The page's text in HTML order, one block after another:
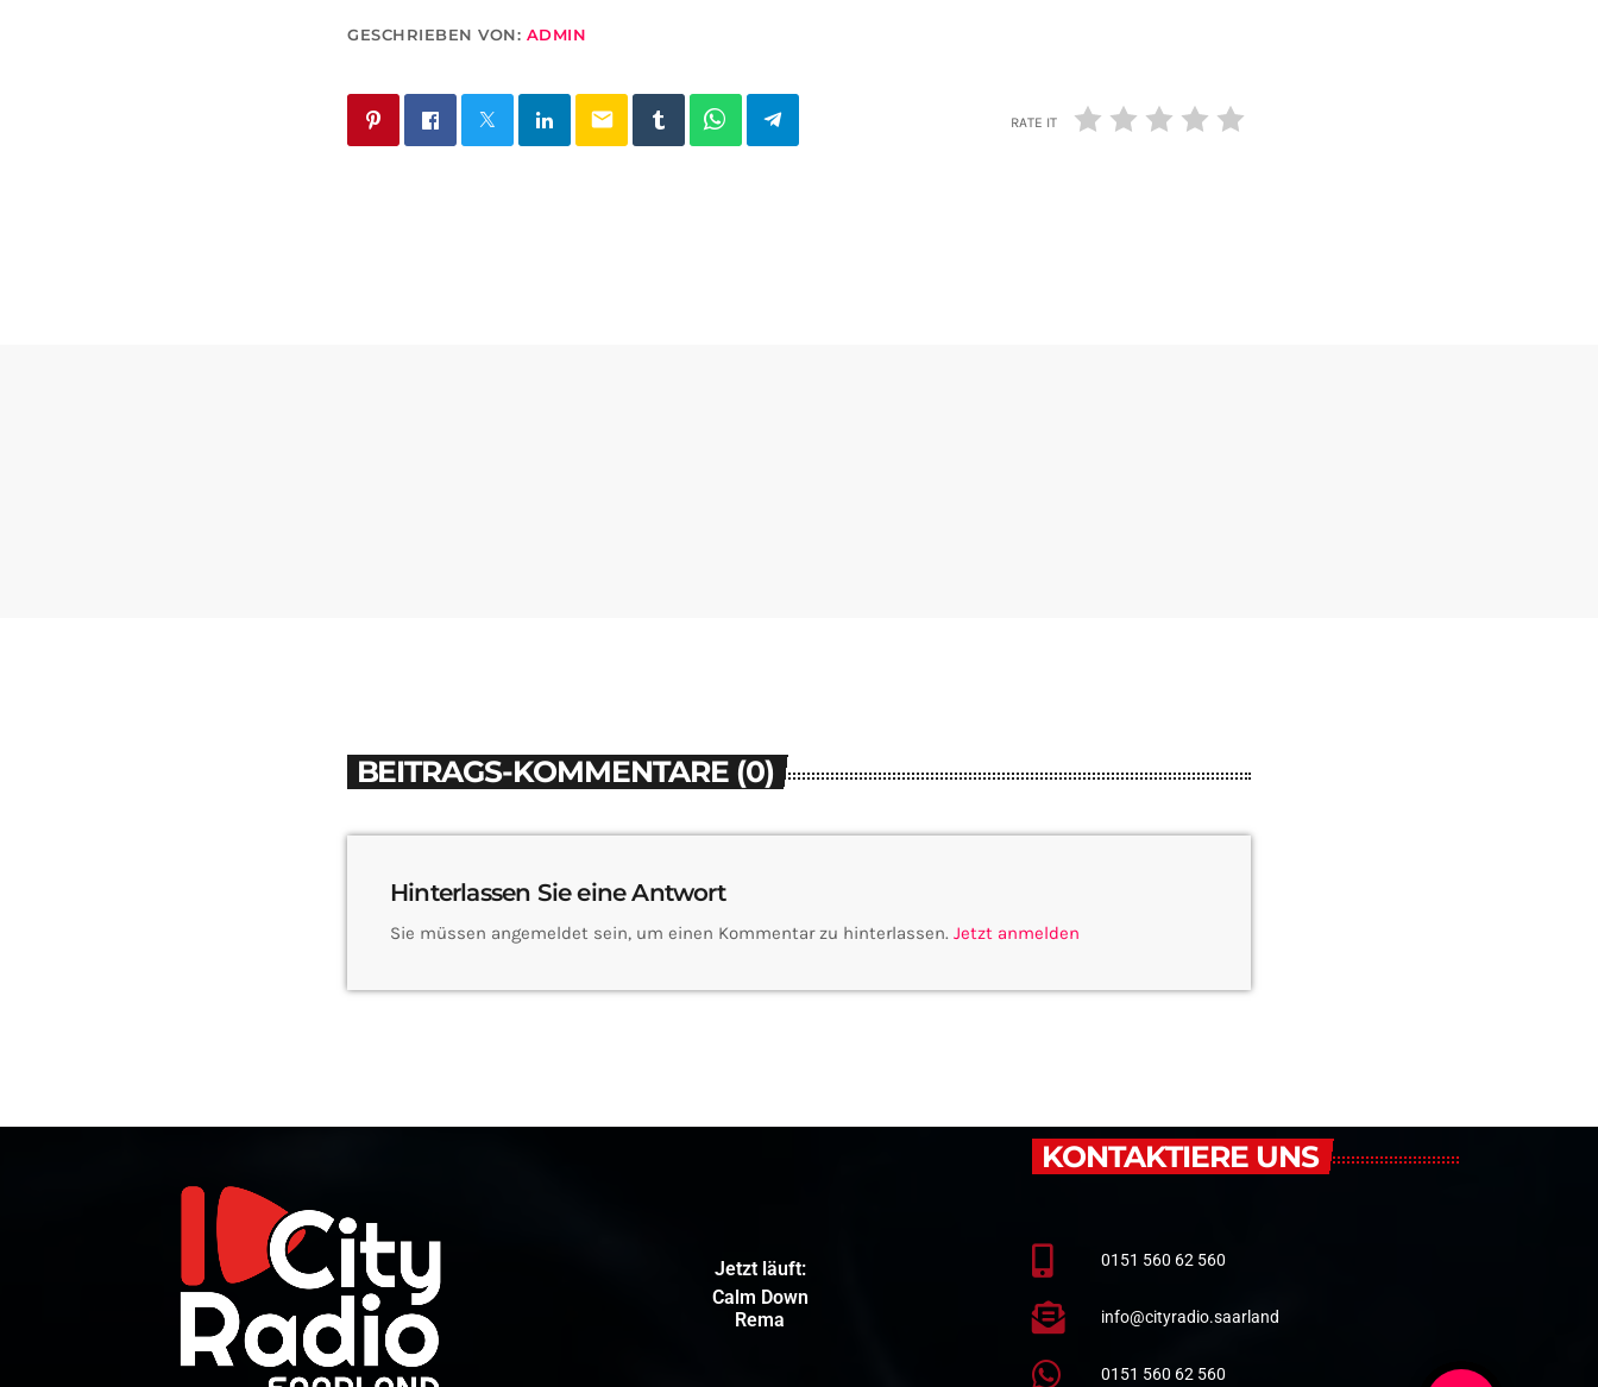
GESCHRIEBEN VON: ADMIN
email RATE IT
BEITRAGS-KOMMENTARE (0)
Hinterlassen Sie eine Antwort
Sie müssen angemeldet sein, um einen Kommentar zu hinterlassen. Jetzt anmelden
Jetzt läuft:
Calm Down
Rema
KONTAKTIERE UNS
0151 560 62 560
info@cityradio.saarland
0151 560 62 560